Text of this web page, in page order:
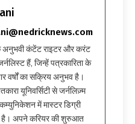
अनुभवी कंटेंट राइटर और करंट
हैं, जिन्हें पत्रकारिता के
वर्षों का सक्रिय अनुभव है।
यूनिवर्सिटी से जर्नलिज़्म
में मास्टर डिग्री
है। अपने करियर की शुरुआत